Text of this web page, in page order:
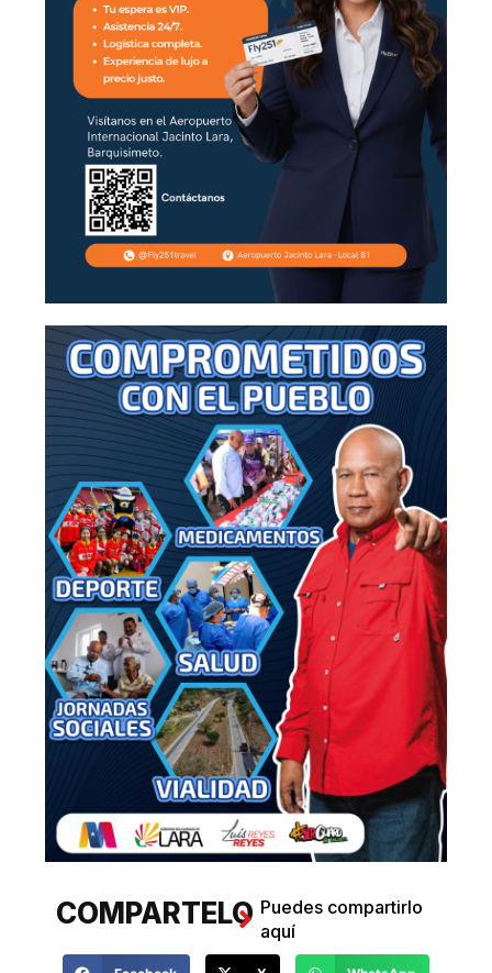
COMPARTELO Puedes compartirlo
aquí